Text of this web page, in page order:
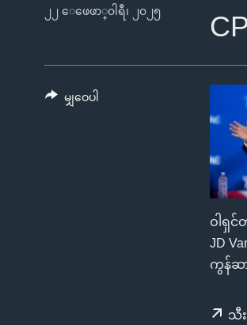
နိုင်ငံတကာ
တရုတ်
အစ္စရေး-ပါလက်စတိုင်း
ရပ်ဝန်းတခု လမ်းတခု အလွန်
အင်္ဂလိပ်စာလေ့လာမယ်
၂၂ ေဖေဖာ္၀ါရီ၊ ၂၀၂၅
ဝါရှ
JD
ကွန်ဆ
သီ
မျှဝေပါ